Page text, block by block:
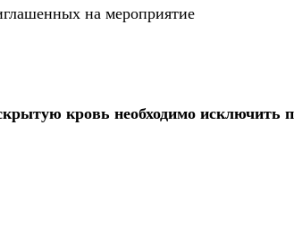
на мероприятие
кровь необходимо исключить